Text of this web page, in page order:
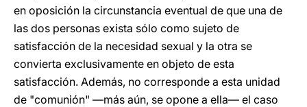
en oposición la circunstancia eventual de que una de
las dos personas exista sólo como sujeto de
satisfacción de la necesidad sexual y la otra se
convierta exclusivamente en objeto de esta
satisfacción. Además, no corresponde a esta unidad
de "comunión" —más aún, se opone a ella— el caso